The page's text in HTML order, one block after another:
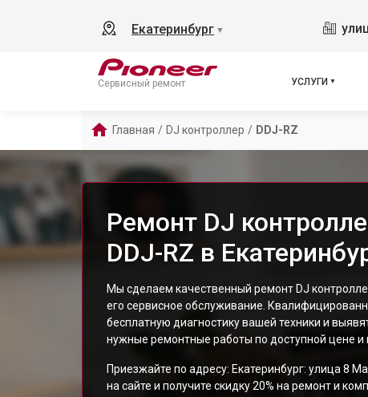
Екатеринбург ▼
Сервисный ремонт УСЛУГИ
Главная / DJ контроллер / DDJ-RZ
Ремонт DJ
DDJ-RZ в
Мы сделаем качественный ремонт DJ
его сервисное обслуживание.
бесплатную диагностику вашей техники и
нужные ремонтные работы по доступной цене и
Приезжайте по адресу: Екатеринбург: улица 8
на сайте и получите скидку 20% на ремонт и